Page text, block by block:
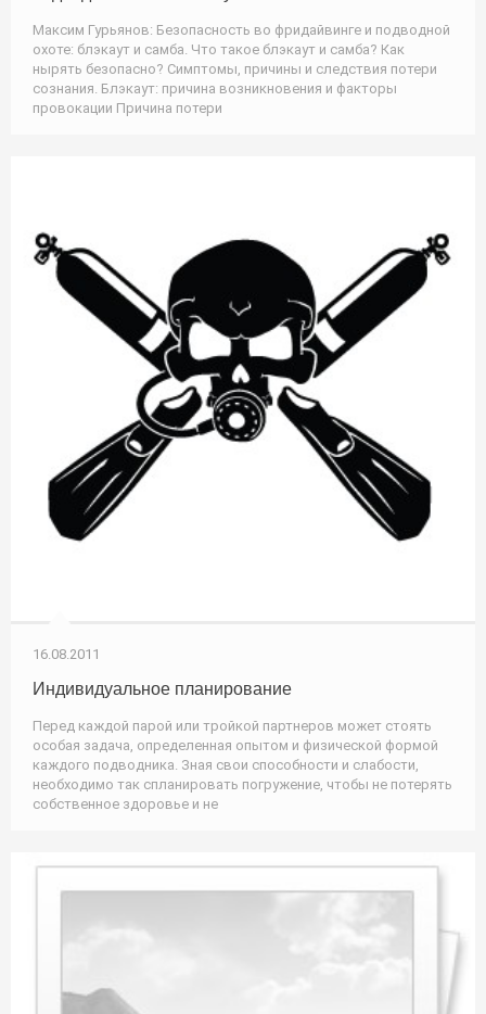
Максим Гурьянов: Безопасность во фридайвинге и подводной
охоте: блэкаут и самба. Что такое блэкаут и самба? Как
нырять безопасно? Симптомы, причины и следствия потери
сознания. Блэкаут: причина возникновения и факторы
провокации Причина потери
16.08.2011
Индивидуальное планирование
Перед каждой парой или тройкой партнеров может стоять
особая задача, определенная опытом и физической формой
каждого подводника. Зная свои способности и слабости,
необходимо так спланировать погружение, чтобы не потерять
собственное здоровье и не